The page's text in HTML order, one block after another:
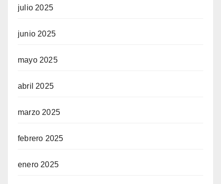
julio 2025
junio 2025
mayo 2025
abril 2025
marzo 2025
febrero 2025
enero 2025